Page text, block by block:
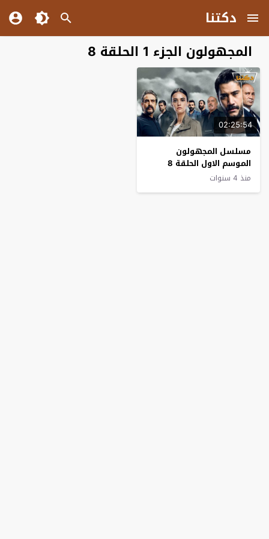
دكتنا
المجهولون الجزء 1 الحلقة 8
02:25:54
مسلسل المجهولون
الموسم الاول الحلقة 8
مترجم للعربية
منذ 4 سنوات